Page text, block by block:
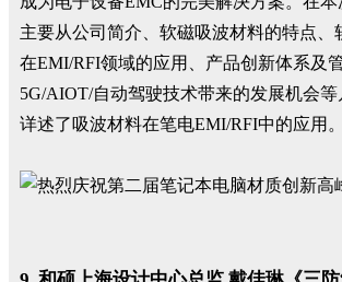
主要从公司简介、软磁吸波材料的特点、
在EMI/RFI领域的应用、产品创新体系及
5G/AIOT/自动驾驶技术带来的发展机会
详述了吸波材料在笔电EMI/RFI中的应用。